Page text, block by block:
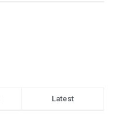
Latest